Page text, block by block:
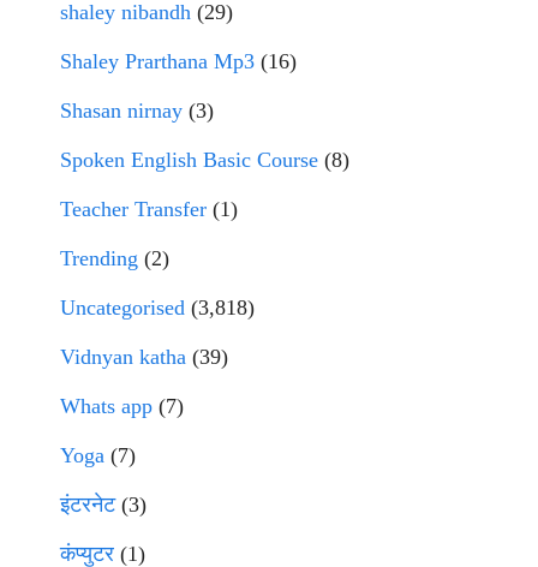
shaley nibandh (29)
Shaley Prarthana Mp3 (16)
Shasan nirnay (3)
Spoken English Basic Course (8)
Teacher Transfer (1)
Trending (2)
Uncategorised (3,818)
Vidnyan katha (39)
Whats app (7)
Yoga (7)
इंटरनेट(3)
कंप्युटर (1)